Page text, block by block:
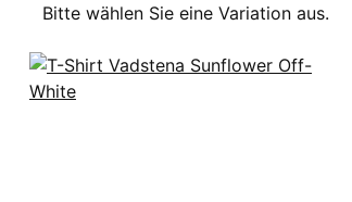
Bitte wählen Sie eine Variation aus.